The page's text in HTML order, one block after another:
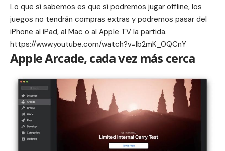
Lo que sí sabemos es que sí podremos jugar offline, los
juegos no tendrán compras extras y podremos pasar del
iPhone al iPad, al Mac o al Apple TV la partida.
https://www.youtube.com/watch?v=Ib2mK_0QCnY
Apple Arcade, cada vez más cerca